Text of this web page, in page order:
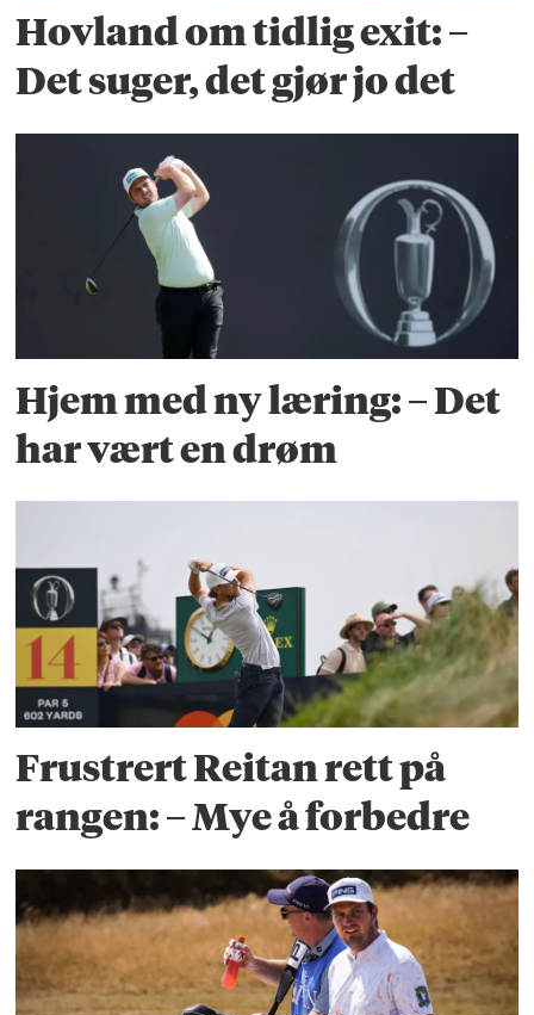
Hovland om tidlig exit: –
Det suger, det gjør jo det
Hjem med ny læring: – Det
har vært en drøm
Frustrert Reitan rett på
rangen: – Mye å forbedre